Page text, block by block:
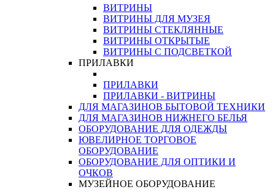
ВИТРИНЫ
ВИТРИНЫ ДЛЯ МУЗЕЯ
ВИТРИНЫ СТЕКЛЯННЫЕ
ВИТРИНЫ ОТКРЫТЫЕ
ВИТРИНЫ С ПОДСВЕТКОЙ
ПРИЛАВКИ
ПРИЛАВКИ
ПРИЛАВКИ - ВИТРИНЫ
ДЛЯ МАГАЗИНОВ БЫТОВОЙ ТЕХНИКИ
ДЛЯ МАГАЗИНОВ НИЖНЕГО БЕЛЬЯ
ОБОРУДОВАНИЕ ДЛЯ ОДЕЖДЫ
ЮВЕЛИРНОЕ ТОРГОВОЕ
ОБОРУДОВАНИЕ
ОБОРУДОВАНИЕ ДЛЯ ОПТИКИ И
ОЧКОВ
МУЗЕЙНОЕ ОБОРУДОВАНИЕ